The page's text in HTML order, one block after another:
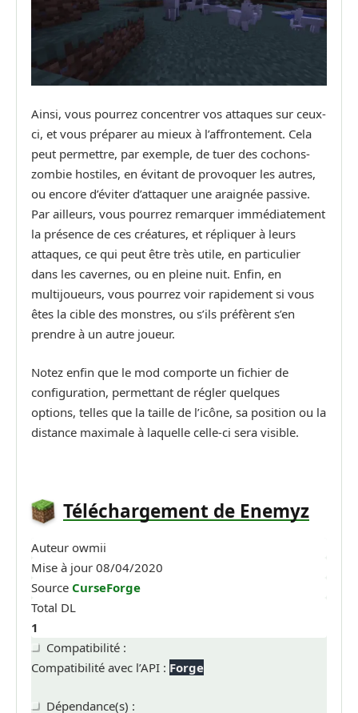
Ainsi, vous pourrez concentrer vos attaques sur ceux-
ci, et vous préparer au mieux à l’affrontement. Cela
peut permettre, par exemple, de tuer des cochons-
zombie hostiles, en évitant de provoquer les autres,
ou encore d’éviter d’attaquer une araignée passive.
Par ailleurs, vous pourrez remarquer immédiatement
la présence de ces créatures, et répliquer à leurs
attaques, ce qui peut être très utile, en particulier
dans les cavernes, ou en pleine nuit. Enfin, en
multijoueurs, vous pourrez voir rapidement si vous
êtes la cible des monstres, ou s’ils préfèrent s’en
prendre à un autre joueur.
Notez enfin que le mod comporte un fichier de
configuration, permettant de régler quelques
options, telles que la taille de l’icône, sa position ou la
distance maximale à laquelle celle-ci sera visible.
Téléchargement de Enemyz
Auteur owmii
Mise à jour 08/04/2020
Source CurseForge
Total DL
1
Compatibilité :
Compatibilité avec l’API : Forge
Dépendance(s) :